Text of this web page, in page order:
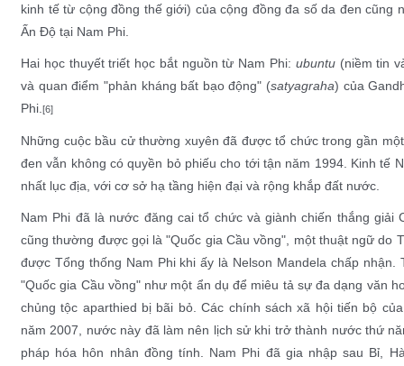
kinh tếtừ cộng đồng thế giới) của cộng đồng đa số da đen cũng
Ấn Độ tại Nam Phi.
Hai học thuyết triết học bắt nguồn từ Nam Phi: ubuntu(niềm tin
và quan điểm "phản kháng bất bạo động" (satyagraha) của
Phi. [6]
Những cuộc bầu cửthường xuyên đã được tổ chức trong gần
đen vẫn không cóquyền bỏ phiếu cho tới tận năm 1994. Kinh tế
nhất lục địa, với cơ sở hạ tầng hiện đại và rộng khắp đất nước.
Nam Phi đã là nước đăng cai tổ chức và giành chiến thắng giải
cũng thường được gọi là "Quốc gia Cầu vồng", một thuật ngữ do
được Tổng thống Nam Phi khi ấy là Nelson Mandela chấp nhận.
"Quốc gia Cầu vồng" như một ẩn dụ để miêu tả sự đa dạng văn
chủng tộc aparthied bị bãi bỏ. Các chính sách xã hội tiến bộ
năm 2007, nước này đã làm nên lịch sử khi trở thành nước thứ
pháp hóa hôn nhân đồng tính . Nam Phi đã gia nhập sau Bỉ